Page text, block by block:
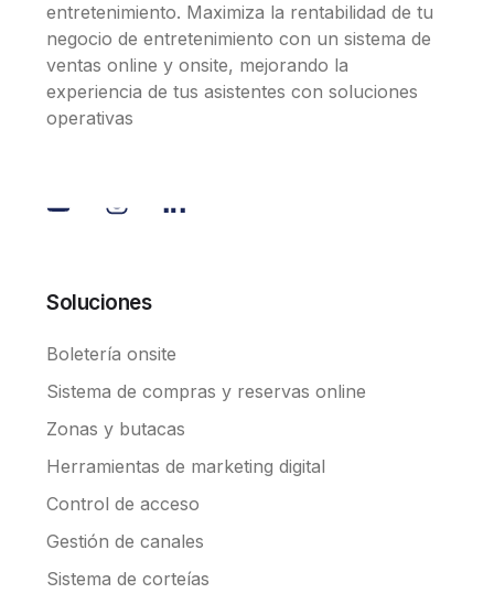
entretenimiento. Maximiza la rentabilidad de tu
negocio de entretenimiento con un sistema de
ventas online y onsite, mejorando la
experiencia de tus asistentes con soluciones
operativas
Soluciones
Boletería onsite
Sistema de compras y reservas online
Zonas y butacas
Herramientas de marketing digital
Control de acceso
Gestión de canales
Sistema de corteías